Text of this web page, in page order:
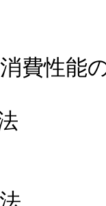
費性能